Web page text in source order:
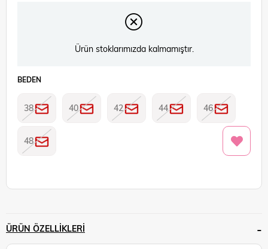
Ürün stoklarımızda kalmamıştır.
BEDEN
38 40 42 44 46
48
ÜRÜN ÖZELLIKLERI